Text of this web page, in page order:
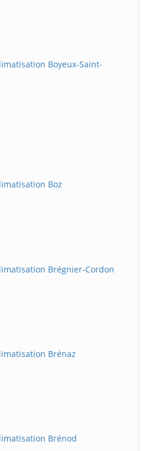
Boyeux-Saint-
Boz
Brégnier-Cordon
Brénaz
Brénod